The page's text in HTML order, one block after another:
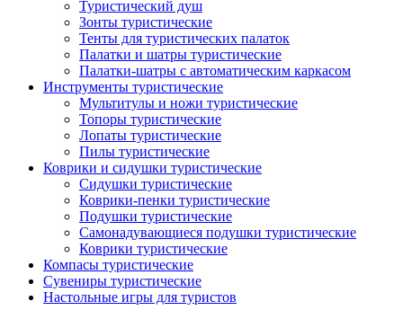
Туристический душ
Зонты туристические
Тенты для туристических палаток
Палатки и шатры туристические
Палатки-шатры с автоматическим каркасом
Инструменты туристические
Мультитулы и ножи туристические
Топоры туристические
Лопаты туристические
Пилы туристические
Коврики и сидушки туристические
Сидушки туристические
Коврики-пенки туристические
Подушки туристические
Самонадувающиеся подушки туристические
Коврики туристические
Компасы туристические
Сувениры туристические
Настольные игры для туристов